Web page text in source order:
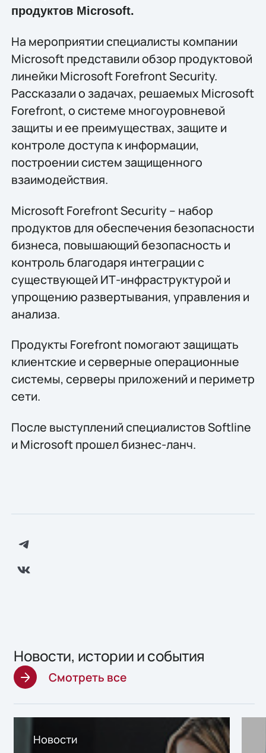
продуктов Microsoft.
На мероприятии специалисты компании
Microsoft представили обзор продуктовой
линейки Microsoft Forefront Security.
Рассказали о задачах, решаемых Microsoft
Forefront, о системе многоуровневой
защиты и ее преимуществах, защите и
контроле доступа к информации,
построении систем защищенного
взаимодействия.
Microsoft Forefront Security – набор
продуктов для обеспечения безопасности
бизнеса, повышающий безопасность и
контроль благодаря интеграции с
существующей ИТ-инфраструктурой и
упрощению развертывания, управления и
анализа.
Продукты Forefront помогают защищать
клиентские и серверные операционные
системы, серверы приложений и периметр
сети.
После выступлений специалистов Softline
и Microsoft прошел бизнес-ланч.
Новости, истории и события
Смотреть все
Новости